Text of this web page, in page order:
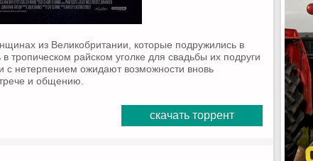
из Великобритании, которые подружились в
тропическом райском уголке для свадьбы их подруги
с нетерпением ожидают возможности вновь
и общению.
скачать торрент